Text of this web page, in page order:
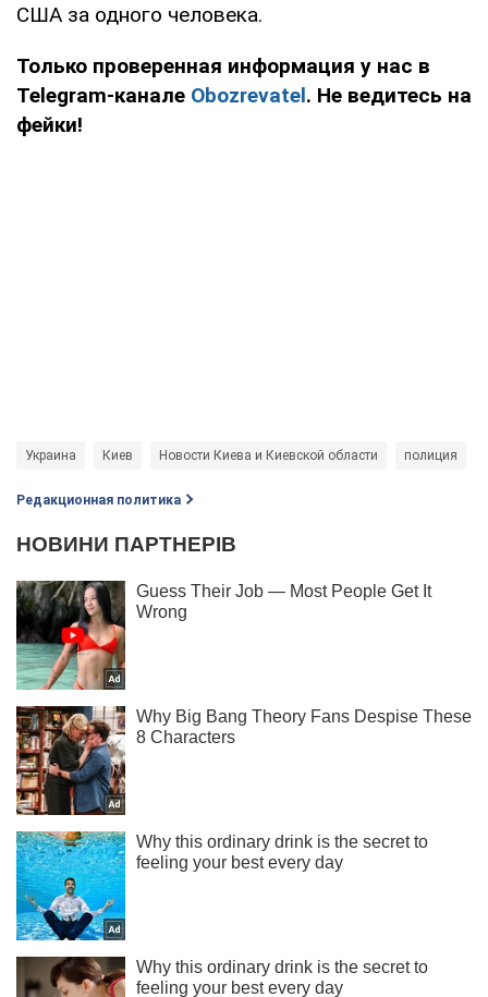
США за одного человека.
Только проверенная информация у нас в
Telegram-канале Obozrevatel. Не ведитесь на
фейки!
Украина Киев Новости Киева и Киевской области полиция
Редакционная политика